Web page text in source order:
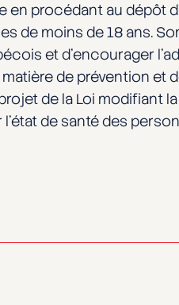
procédant au dépôt
de moins de 18 ans.
et d’encourager
de prévention et
de la Loi modifiant
de santé des